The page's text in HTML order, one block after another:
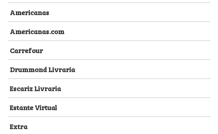
Americanas
Americanas.com
Carrefour
Drummond Livraria
Escariz Livraria
Estante Virtual
Extra